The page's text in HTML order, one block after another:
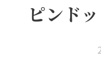
ピンド